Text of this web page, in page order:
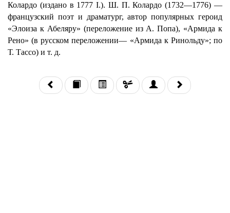
Колардо (издано в 1777 I.). Ш. П. Колардо (1732—1776) —
французский поэт и драматург, автор популярных героид
«Элоиза к Абеляру» (переложение из А. Попа), «Армида к
Рено» (в русском переложении— «Армида к Ринольду»; по
Т. Тассо) и т. д.